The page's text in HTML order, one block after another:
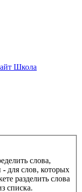
Школа
слова,
- для слов, которых
разделить слова
списка.